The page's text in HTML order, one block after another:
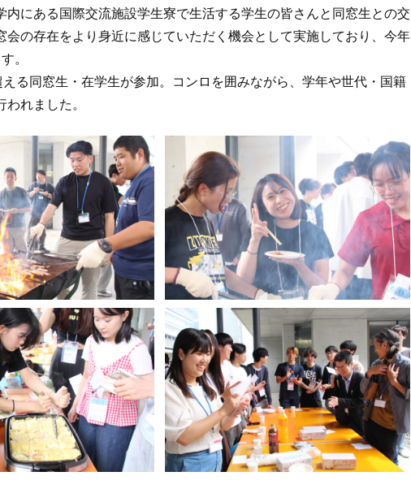
内にある国際交流施設学生寮で生活する学生の皆さんと同窓生との交
会の存在をより身近に感じていただく機会として実施しており、今年
。
る同窓生・在学生が参加。コンロを囲みながら、学年や世代・国籍
われました。